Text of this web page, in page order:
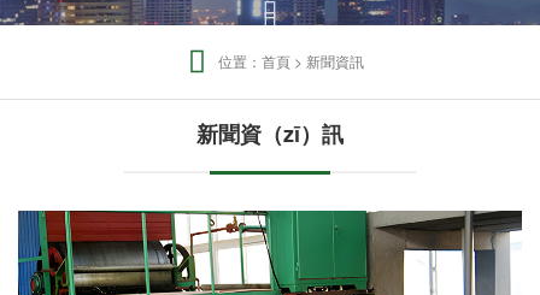


 位置： 首頁 > 新聞資訊
新聞資（zī）訊